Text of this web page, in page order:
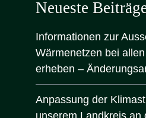
Neueste
Informationen zur
Wärmenetzen bei
erheben –
Anpassung der